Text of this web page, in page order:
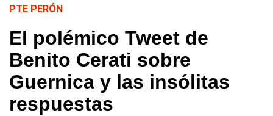
PTE PERÓN
El polémico Tweet de
Benito Cerati sobre
Guernica y las insólitas
respuestas